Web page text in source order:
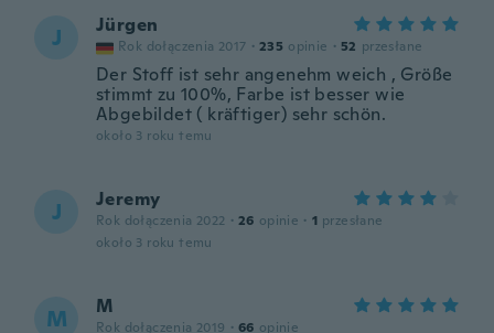
J Jürgen
Rok dołączenia 2017 · 235 opinie · 52 przesłane
Der Stoff ist sehr angenehm weich , Größe
stimmt zu 100%, Farbe ist besser wie
Abgebildet ( kräftiger) sehr schön.
około 3 roku temu
J Jeremy
Rok dołączenia 2022 · 26 opinie · 1 przesłane
około 3 roku temu
M M
Rok dołączenia 2019 · 66 opinie